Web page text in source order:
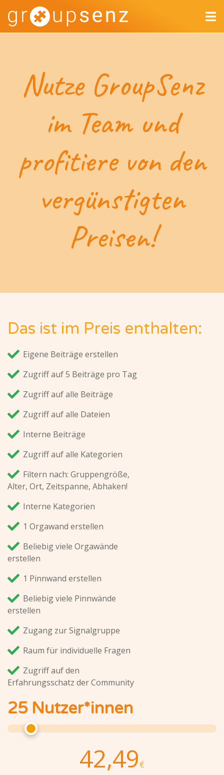
Nutze GroupSenz
im Team und
profitiere von den
vergünstigten
Preisen!
Das ist im Preis enthalten:
Eigene Beiträge erstellen
Zugriff auf 5 Beiträge pro Tag
Zugriff auf alle Beiträge
Zugriff auf alle Dateien
Interne Beiträge
Zugriff auf alle Kategorien
Filtern nach: Gruppengröße,
Alter, Ort, Zeitspanne, Abhaken!
Interne Kategorien
1 Orgawand erstellen
Beliebig viele Orgawände
erstellen
1 Pinnwand erstellen
Beliebig viele Pinnwände
erstellen
Zugang zur Signalgruppe
Raum für individuelle Fragen
Zugriff auf den
Erfahrungsschatz der Community
25Nutzer*innen
42,49€